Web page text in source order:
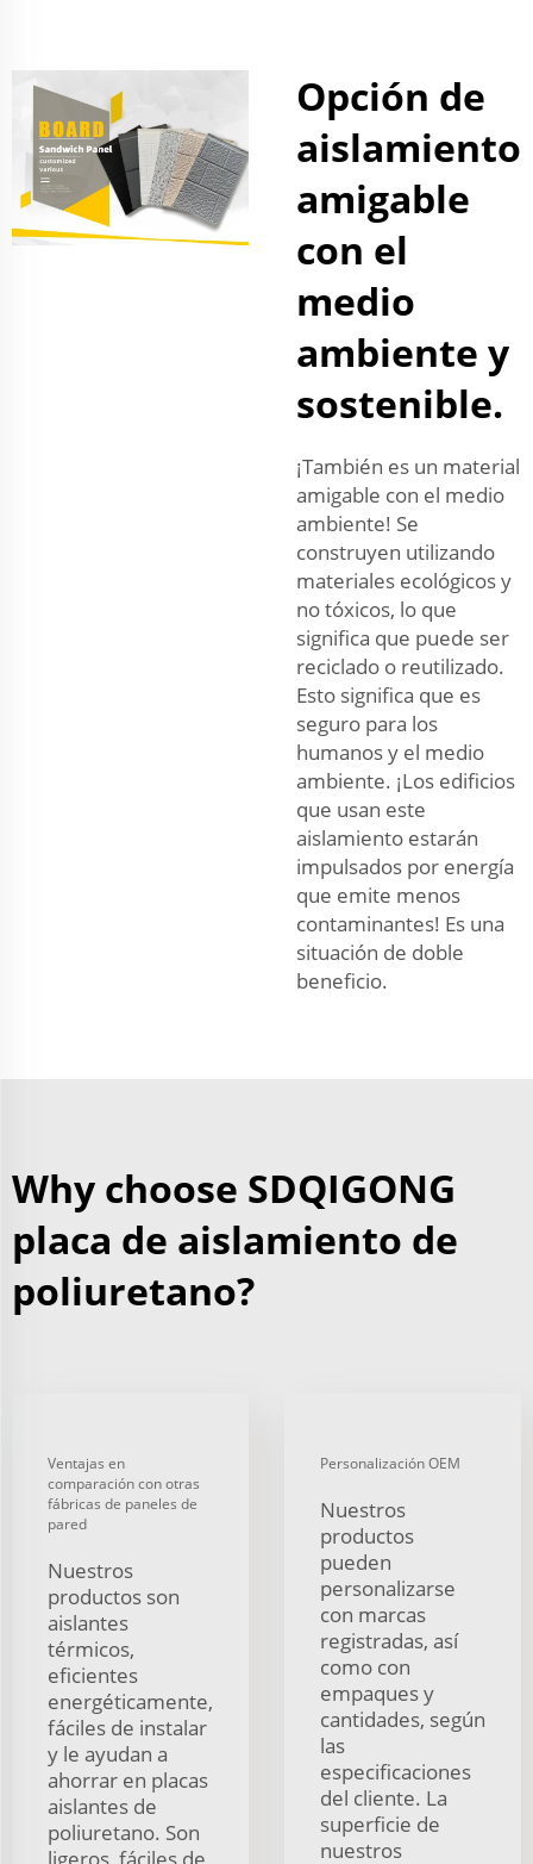
Opción de
aislamiento
amigable
con el
medio
ambiente y
sostenible.
¡También es un material
amigable con el medio
ambiente! Se
construyen utilizando
materiales ecológicos y
no tóxicos, lo que
significa que puede ser
reciclado o reutilizado.
Esto significa que es
seguro para los
humanos y el medio
ambiente. ¡Los edificios
que usan este
aislamiento estarán
impulsados por energía
que emite menos
contaminantes! Es una
situación de doble
beneficio.
Why choose SDQIGONG
placa de aislamiento de
poliuretano?
Ventajas en
comparación con otras
fábricas de paneles de
pared
Nuestros
productos son
aislantes
térmicos,
eficientes
energéticamente,
fáciles de instalar
y le ayudan a
ahorrar en placas
aislantes de
poliuretano. Son
Personalización OEM
Nuestros
productos
pueden
personalizarse
con marcas
registradas, así
como con
empaques y
cantidades, según
las
especificaciones
del cliente. La
superficie de
nuestros